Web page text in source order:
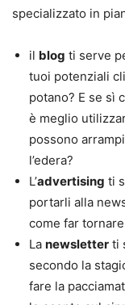
specializzato in
il blog ti serve
tuoi potenziali
potano? E se sì
è meglio
possono
l’edera?
L’advertising ti
portarli alla
come far
La newsletter ti
secondo la
fare la